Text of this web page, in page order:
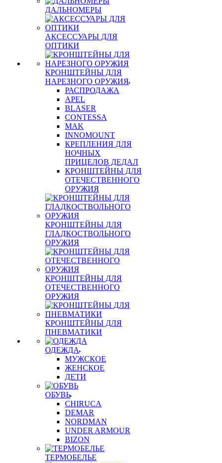
ДАЛЬНОМЕРЫ
АКСЕССУАРЫ ДЛЯ
ОПТИКИ
КРОНШТЕЙНЫ ДЛЯ
НАРЕЗНОГО ОРУЖИЯ
РАСПРОДАЖА
APEL
BLASER
CONTESSA
MAK
INNOMOUNT
КРЕПЛЕНИЯ ДЛЯ
НОЧНЫХ
ПРИЦЕЛОВ ДЕДАЛ
КРОНШТЕЙНЫ ДЛЯ
ОТЕЧЕСТВЕННОГО
ОРУЖИЯ
КРОНШТЕЙНЫ ДЛЯ
ГЛАДКОСТВОЛЬНОГО
ОРУЖИЯ
КРОНШТЕЙНЫ ДЛЯ
ОТЕЧЕСТВЕННОГО
ОРУЖИЯ
КРОНШТЕЙНЫ ДЛЯ
ПНЕВМАТИКИ
ОДЕЖДА
МУЖСКОЕ
ЖЕНСКОЕ
ДЕТИ
ОБУВЬ
CHIRUCA
DEMAR
NORDMAN
UNDER ARMOUR
BIZON
ТЕРМОБЕЛЬЕ